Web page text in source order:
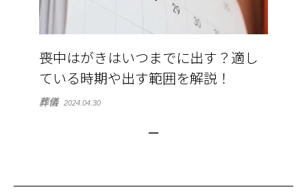
喪中はがきはいつまでに出す？適し
ている時期や出す範囲を解説！
葬儀 2024.04.30